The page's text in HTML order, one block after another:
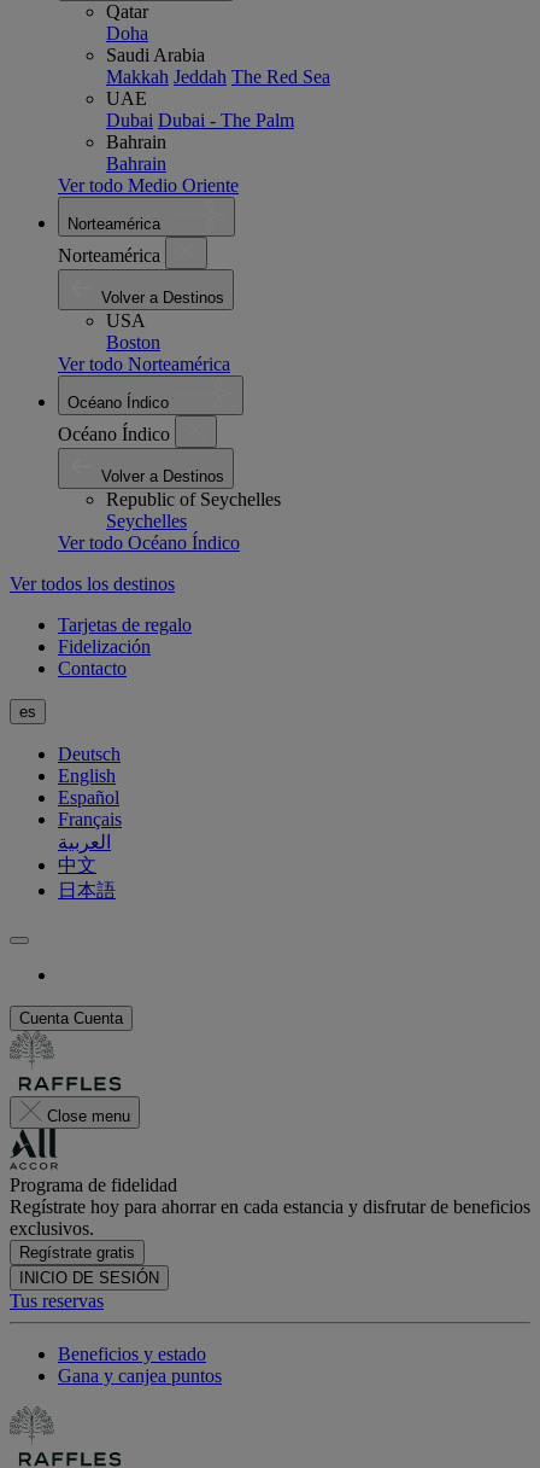
Qatar
Doha
Saudi Arabia
Makkah Jeddah The Red Sea
UAE
Dubai Dubai - The Palm
Bahrain
Bahrain
Ver todo Medio Oriente
Norteamérica
Norteamérica
Volver a Destinos
USA
Boston
Ver todo Norteamérica
Océano Índico
Océano Índico
Volver a Destinos
Republic of Seychelles
Seychelles
Ver todo Océano Índico
Ver todos los destinos
Tarjetas de regalo
Fidelización
Contacto
es
Deutsch
English
Español
Français
العربية
中文
日本語
Cuenta Cuenta
Close menu
Programa de fidelidad
Regístrate hoy para ahorrar en cada estancia y disfrutar de beneficios
exclusivos.
Regístrate gratis
INICIO DE SESIÓN
Tus reservas
Beneficios y estado
Gana y canjea puntos